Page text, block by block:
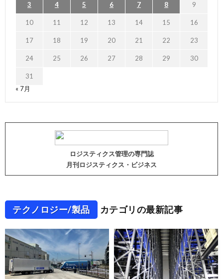
3 4 5 6 7 8 9
10 11 12 13 14 15 16
17 18 19 20 21 22 23
24 25 26 27 28 29 30
31
« 7月
ロジスティクス管理の専門誌
月刊ロジスティクス・ビジネス
テクノロジー/製品 カテゴリの最新記事